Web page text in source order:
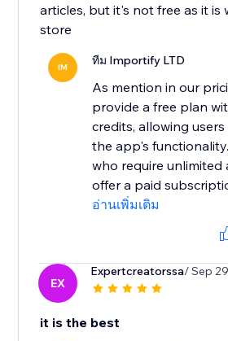
articles, but it's not free as it is
store
IM ทีม Importify LTD
As mention in our
provide a free plan
credits, allowing
the app's
who require unlimited
offer a paid
อ่านเพิ่มเติม
EX
Expertcreatorssa/ Sep
it is the best